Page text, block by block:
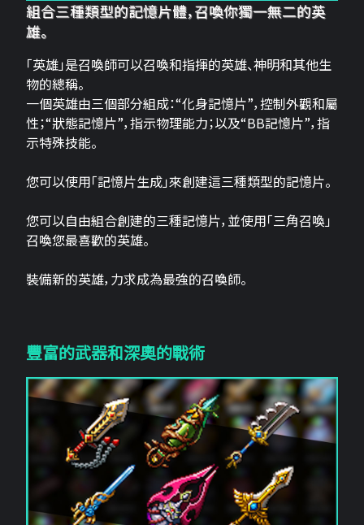
組合三種類型的記憶片體，召喚你獨一無二的英
雄。
「英雄」是召喚師可以召喚和指揮的英雄、神明和其他生
物的總稱。
一個英雄由三個部分組成：“化身記憶片”，控制外觀和屬
性；“狀態記憶片”，指示物理能力；以及“BB記憶片”，指
示特殊技能。
您可以使用「記憶片生成」來創建這三​​種類型的記憶片。
您可以自由組合創建的三種記憶片，並使用「三角召喚」
召喚您最喜歡的英雄。
裝備新的英雄，力求成為最強的召喚師。
豐富的武器和深奧的戰術